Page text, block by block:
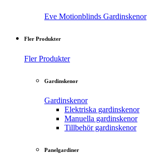
Eve Motionblinds Gardinskenor
Fler Produkter
Fler Produkter
Gardinskenor
Gardinskenor
Elektriska gardinskenor
Manuella gardinskenor
Tillbehör gardinskenor
Panelgardiner